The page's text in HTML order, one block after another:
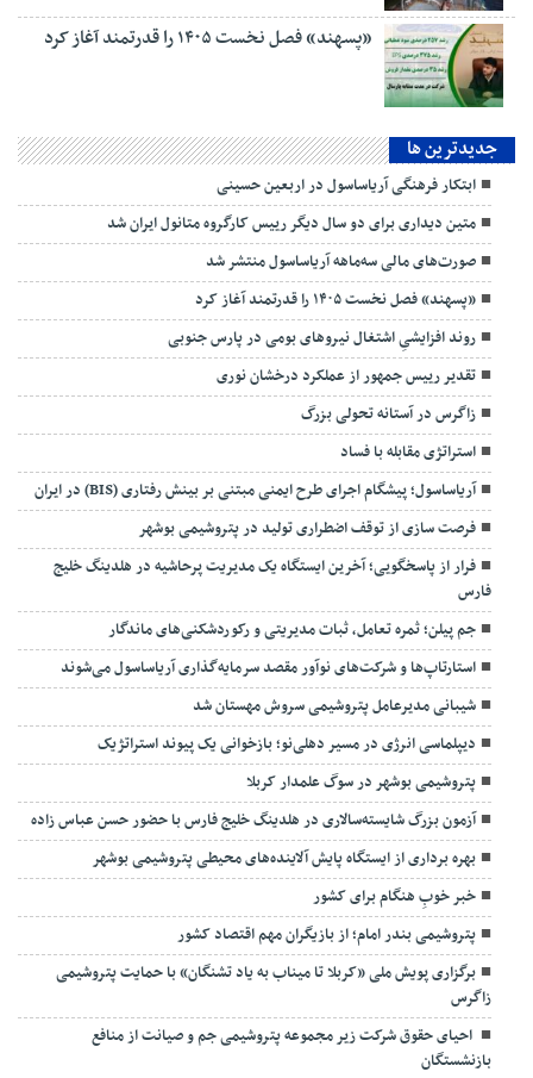
«پسهند» فصل نخست ۱۴۰۵ را قدرتمند آغاز کرد
جديدترين ها
ابتکار فرهنگی آریاساسول در اربعین حسینی
متین دیداری برای دو سال دیگر رییس کارگروه متانول ایران شد
صورت‌های مالی سه‌ماهه آریاساسول منتشر شد
«پسهند» فصل نخست ۱۴۰۵ را قدرتمند آغاز کرد
روند افزایشیِ اشتغال نیروهای بومی در پارس جنوبی
تقدیر رییس جمهور از عملکرد درخشان نوری
زاگرس در آستانه تحولی بزرگ
استراتژی مقابله با فساد
آریاساسول؛ پیشگام اجرای طرح ایمنی مبتنی بر بینش رفتاری (BIS) در ایران
فرصت سازی از توقف اضطراری تولید در پتروشیمی بوشهر
فرار از پاسخگویی؛ آخرین ایستگاه یک مدیریت پرحاشیه در هلدینگ خلیج
فارس
جم پیلن؛ ثمره تعامل، ثبات مدیریتی و رکوردشکنی‌های ماندگار
استارتاپ‌ها و شرکت‌های نوآور مقصد سرما‌یه‌گذاری آریاساسول می‌شوند
شیبانی مدیرعامل پتروشیمی سروش مهستان شد
دیپلماسی انرژی در مسیر دهلی‌نو؛ بازخوانی یک پیوند استراتژیک
پتروشیمی بوشهر در سوگ علمدار کربلا
آزمون بزرگ شایسته‌سالاری در هلدینگ خلیج فارس با حضور حسن عباس زاده
بهره برداری از ایستگاه پایش آلاینده‌های محیطی پتروشیمی بوشهر
خبر خوبِ هنگام برای کشور
پتروشیمی بندر امام؛ از بازیگران مهم اقتصاد کشور
برگزاری پویش ملی «کربلا تا میناب به یاد تشنگان» با حمایت پتروشیمی
زاگرس
احیای حقوق شرکت زیر مجموعه پتروشیمی جم و صیانت از منافع
بازنشستگان